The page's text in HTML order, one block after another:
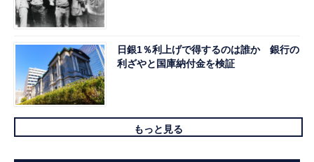
日銀1％利上げで得するのは誰か 銀行の
利ざやと国庫納付金を検証
もっと見る